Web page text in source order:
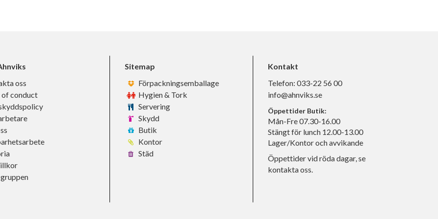
oss
of conduct
Sitemap
Förpackningsemballage
Hygien & Tork
Servering
Skydd
Butik
Kontor
Städ
Kontakt
Telefon: 033-22 56 00
info@ahnviks.se
Öppettider Butik:
Mån-Fre 07.30-16.00
Stängt för lunch 12.00-13.00
Lager/Kontor och avvikande
Öppettider vid röda dagar, se
kontakta oss.